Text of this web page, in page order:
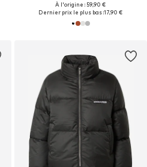
À l'origine : 59,90 €
Dernier prix le plus bas :17,90 €